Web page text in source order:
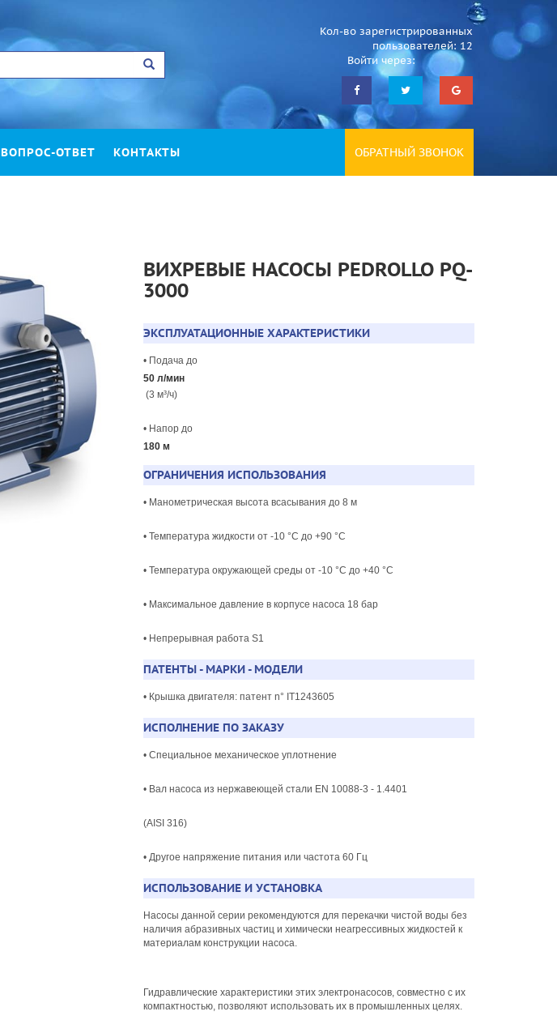
Кол-во зарегистрированных
пользователей: 12
Войти через:
ВОПРОС-ОТВЕТ КОНТАКТЫ ОБРАТНЫЙ ЗВОНОК
ВИХРЕВЫЕ НАСОСЫ PEDROLLO PQ-
3000
ЭКСПЛУАТАЦИОННЫЕ ХАРАКТЕРИСТИКИ
• Подача до
50 л/мин
(3 м³/ч)
• Напор до
180 м
ОГРАНИЧЕНИЯ ИСПОЛЬЗОВАНИЯ
• Манометрическая высота всасывания до 8 м
• Температура жидкости от -10 °C до +90 °C
• Температура окружающей среды от -10 °C до +40 °C
• Максимальное давление в корпусе насоса 18 бар
• Непрерывная работа S1
ПАТЕНТЫ - МАРКИ - МОДЕЛИ
• Крышка двигателя: патент n° IT1243605
ИСПОЛНЕНИЕ ПО ЗАКАЗУ
• Специальное механическое уплотнение
• Вал насоса из нержавеющей стали EN 10088-3 - 1.4401
(AISI 316)
• Другое напряжение питания или частота 60 Гц
ИСПОЛЬЗОВАНИЕ И УСТАНОВКА
Насосы данной серии рекомендуются для перекачки чистой воды без
наличия абразивных частиц и химически неагрессивных жидкостей к
материалам конструкции насоса.
Гидравлические характеристики этих электронасосов, совместно с их
компактностью, позволяют использовать их в промышленных целях.